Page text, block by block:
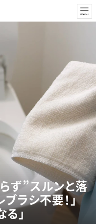
ず”スルンと落
ラシ不要！」
」